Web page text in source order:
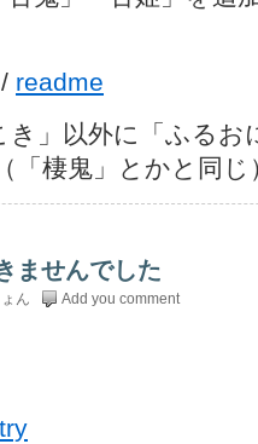
/ readme
き」以外に「ふる
「棲鬼」とかと同じ
ませんでした
ん Add you comment